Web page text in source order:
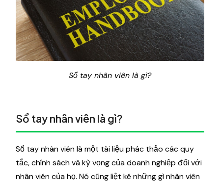
Sổ tay nhân viên là gì?
Sổ tay nhân viên là gì?
Sổ tay nhân viên là một tài liệu phác thảo các quy
tắc, chính sách và kỳ vọng của doanh nghiệp đối với
nhân viên của họ. Nó cũng liệt kê những gì nhân viên